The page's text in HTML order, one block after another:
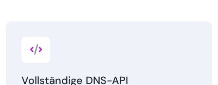
Vollständige DNS-API